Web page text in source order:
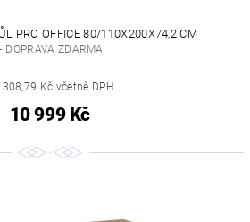
PRO OFFICE 80/110X200X74,2 CM
DOPRAVA ZDARMA
308,79 Kč včetně DPH
10 999 Kč